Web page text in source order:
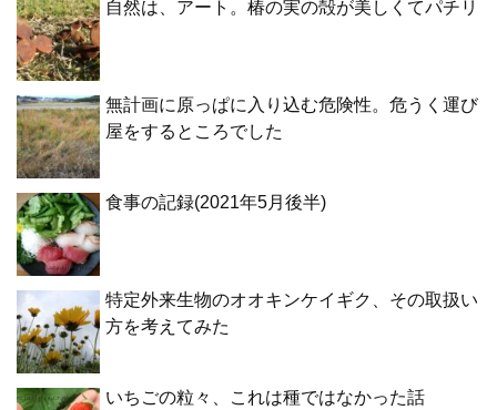
自然は、アート。椿の実の殻が美しくてパチリ
無計画に原っぱに入り込む危険性。危うく運び
屋をするところでした
食事の記録(2021年5月後半)
特定外来生物のオオキンケイギク、その取扱い
方を考えてみた
いちごの粒々、これは種ではなかった話